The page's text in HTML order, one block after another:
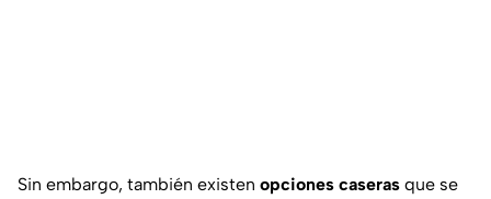
Sin embargo, también existen opciones caseras que se